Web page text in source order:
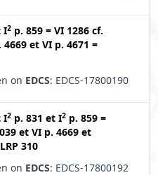
I2 p. 859 = VI 1286 cf.
4669 et VI p. 4671 =
on EDCS: EDCS-17800190
I2 p. 831 et I2 p. 859 =
et VI p. 4669 et
310
on EDCS: EDCS-17800192